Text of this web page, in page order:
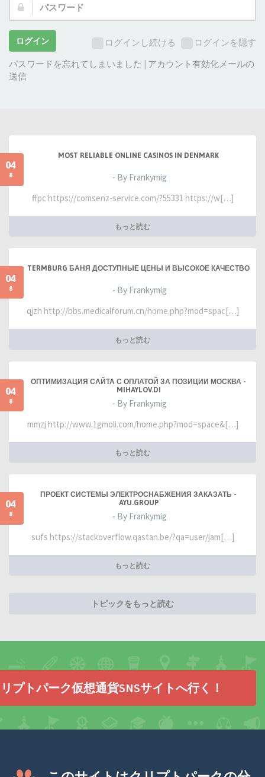
名:
ド:
ログインし続ける ログインを隠す
ログイン
パスワードを忘れてしまいました | アカウント有効化メールの
送信
04
8
MOST RELIABLE ONLINE CASINOS IN DENMARK
- By Frankymig
ffpc https://comsenz-service.com/?55331 https://w[…]
もっと読む
04
8
TERMBURG БАНЯ ДОСТУПНЫЕ ЦЕНЫ И ВЫСОКОЕ КАЧЕСТВО
- By Frankymig
qjzh http://bbs.medicalforum.cn/home.php?mod=spac[…]
もっと読む
04
8
ОПТИМИЗАЦИЯ САЙТА С ОПЛАТОЙ ЗА ПОЗИЦИИ МОСКВА -
MIHAYLOV.DI
- By Frankymig
mmzj http://www.1gmoli.com/home.php?mod=space&[…]
もっと読む
04
8
ПРОЕКТ СИСТЕМЫ ЭЛЕКТРОСНАБЖЕНИЯ ЗАКАЗАТЬ -
AYU.GROUP
- By Frankymig
sufs https://stackoverflow.qastan.be/?qa=user/jam[…]
もっと読む
トピックをもっと読む
プトパーク仮想通貨SNSサイトへ行く！